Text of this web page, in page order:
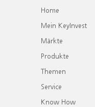
Home
Mein KeyInvest
Märkte
Produkte
Themen
Service
Know How